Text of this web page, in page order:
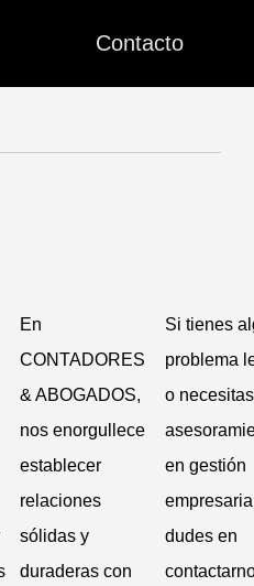
Contacto
En
CONTADORES
& ABOGADOS,
nos enorgullece
establecer
relaciones
sólidas y
duraderas con
Si tienes
problema
o necesitas
en gestión
dudes en